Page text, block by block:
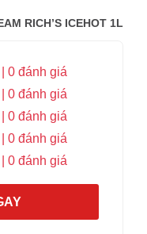
RICH’S ICEHOT 1L
| 0 đánh giá
| 0 đánh giá
| 0 đánh giá
| 0 đánh giá
| 0 đánh giá